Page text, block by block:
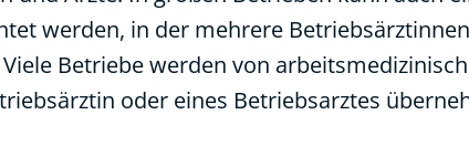
werden, in der mehrere
Betriebe werden von
oder eines Betriebsarztes